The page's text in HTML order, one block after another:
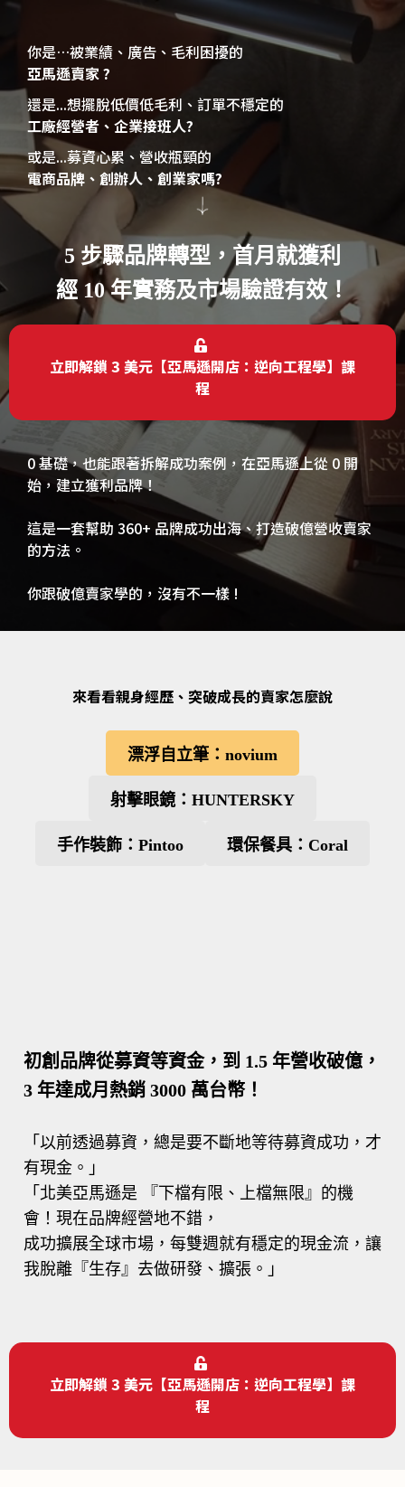
你是…被業績、廣告、毛利困擾的
亞馬遜賣家 ?
還是...想擺脫低價低毛利、訂單不穩定的
工廠經營者、企業接班人?
或是...募資心累、營收瓶頸的
電商品牌、創辦人、創業家嗎?
5 步驟品牌轉型，首月就獲利​
經 10 年實務及市場驗證有效！
立即解鎖 3 美元【亞馬遜開店：逆向工程學】課
程
0 基礎，也能跟著拆解成功案例，在亞馬遜上從 0 開
始，建立獲利品牌！
這是一套幫助 360+ 品牌成功出海、打造破億營收賣家
的方法。
你跟破億賣家學的，沒有不一樣 !
來看看親身經歷、突破成長的賣家怎麼說
漂浮自立筆：novium
射擊眼鏡：HUNTERSKY
手作裝飾：Pintoo 環保餐具：Coral
初創品牌從募資等資金，到 1.5 年營收破億，
3 年達成月熱銷 3000 萬台幣！
「以前透過募資，總是要不斷地等待募資成功，才
有現金。」
「北美亞馬遜是 『下檔有限、上檔無限』的機
會！現在品牌經營地不錯，
成功擴展全球市場，每雙週就有穩定的現金流，讓
我脫離『生存』去做研發、擴張。」
立即解鎖 3 美元【亞馬遜開店：逆向工程學】課
程